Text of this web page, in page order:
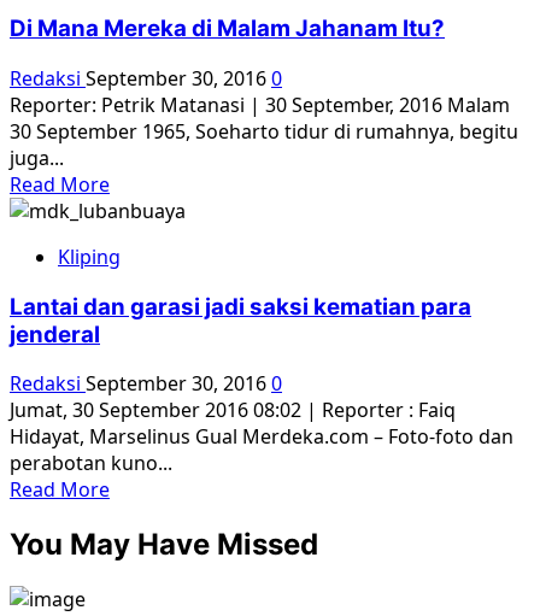
Para
G30S
Di Mana Mereka di Malam Jahanam Itu?
Redaksi September 30, 20160
Reporter: Petrik Matanasi | 30 September, 2016 Malam
30 September 1965, Soeharto tidur di rumahnya, begitu
juga...
Read MoreRead
more
Di
Mereka
Jahanam
Itu?
Kliping
Lantai dan garasi jadi saksi kematian para
jenderal
Redaksi September 30, 20160
Jumat, 30 September 2016 08:02 | Reporter : Faiq
Hidayat, Marselinus Gual Merdeka.com – Foto-foto dan
perabotan kuno...
Read MoreRead
about
Lantai
You May Have Missed